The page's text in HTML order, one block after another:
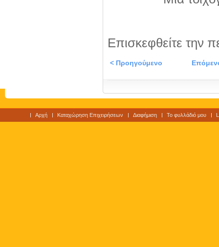
Επισκεφθείτε την
< Προηγούμενο
Αρχή Καταχώρηση Επιχειρήσεων Διαφήμιση Το φυλλάδιό μου